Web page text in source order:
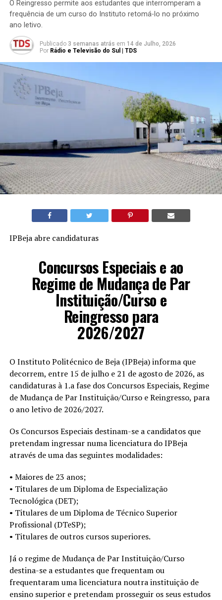
O Reingresso permite aos estudantes que interromperam a
frequência de um curso do Instituto retomá-lo no próximo
ano letivo.
Publicado 3 semanas atrás em 14 de Julho, 2026
Por Rádio e Televisão do Sul | TDS
IPBeja abre candidaturas
Concursos Especiais e ao
Regime de Mudança de Par
Instituição/Curso e
Reingresso para
2026/2027
O Instituto Politécnico de Beja (IPBeja) informa que
decorrem, entre 15 de julho e 21 de agosto de 2026, as
candidaturas à 1.a fase dos Concursos Especiais, Regime
de Mudança de Par Instituição/Curso e Reingresso, para
o ano letivo de 2026/2027.
Os Concursos Especiais destinam-se a candidatos que
pretendam ingressar numa licenciatura do IPBeja
através de uma das seguintes modalidades:
• Maiores de 23 anos;
• Titulares de um Diploma de Especialização
Tecnológica (DET);
• Titulares de um Diploma de Técnico Superior
Profissional (DTeSP);
• Titulares de outros cursos superiores.
Já o regime de Mudança de Par Instituição/Curso
destina-se a estudantes que frequentam ou
frequentaram uma licenciatura noutra instituição de
ensino superior e pretendam prosseguir os seus estudos